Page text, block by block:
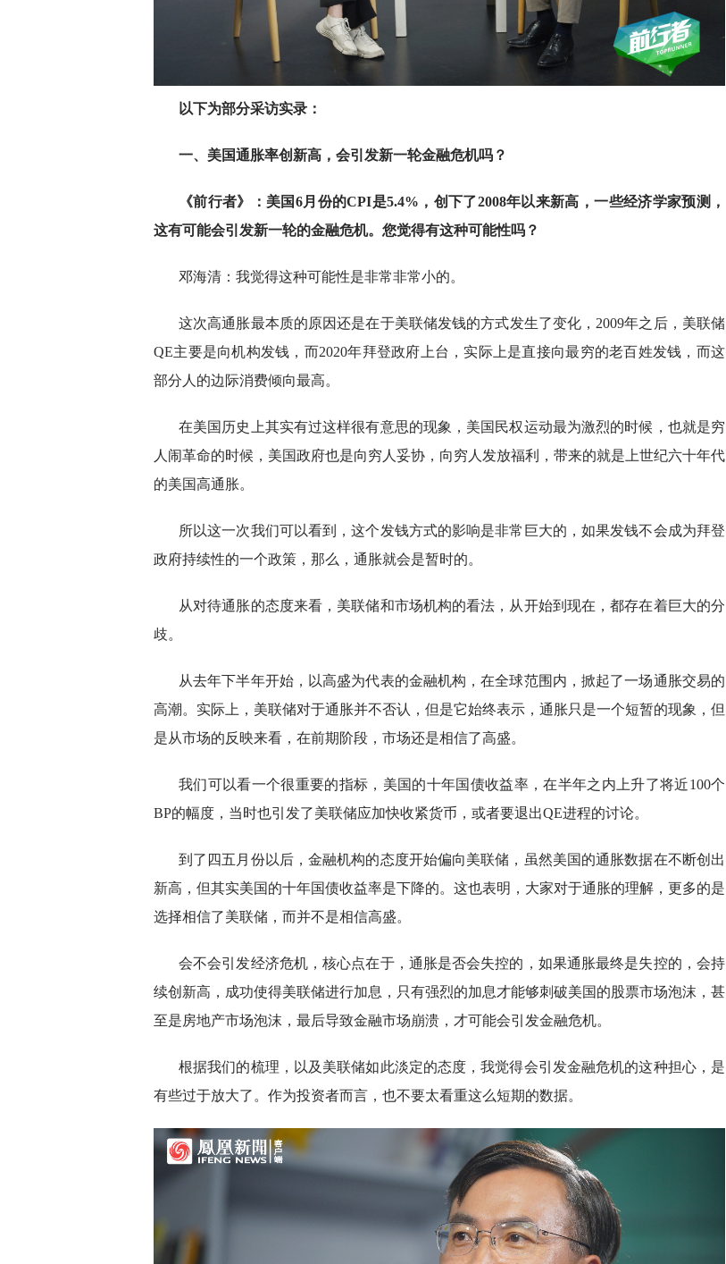
以下为部分采访实录：
一、美国通胀率创新高，会引发新一轮金融危机吗？
《前行者》
：美国6月份的CPI是5.4%，创下了2008年以来新高，一些经济学家预测，
这有可能会引发新一轮的金融危机。您觉得有这种可能性吗？
邓海清：我觉得这种可能性是非常非常小的。
这次高通胀最本质的原因还是在于美联储发钱的方式发生了变化，2009年之后，美联储
QE主要是向机构发钱，而2020年拜登政府上台，实际上是直接向最穷的老百姓发钱，而这
部分人的边际消费倾向最高。
在美国历史上其实有过这样很有意思的现象，美国民权运动最为激烈的时候，也就是穷
人闹革命的时候，美国政府也是向穷人妥协，向穷人发放福利，带来的就是上世纪六十年代
的美国高通胀。
所以这一次我们可以看到，这个发钱方式的影响是非常巨大的，如果发钱不会成为拜登
政府持续性的一个政策，那么，通胀就会是暂时的。
从对待通胀的态度来看，美联储和市场机构的看法，从开始到现在，都存在着巨大的分
歧。
从去年下半年开始，以高盛为代表的金融机构，在全球范围内，掀起了一场通胀交易的
高潮。实际上，美联储对于通胀并不否认，但是它始终表示，通胀只是一个短暂的现象，但
是从市场的反映来看，在前期阶段，市场还是相信了高盛。
我们可以看一个很重要的指标，美国的十年国债收益率，在半年之内上升了将近100个
BP的幅度，当时也引发了美联储应加快收紧货币，或者要退出QE进程的讨论。
到了四五月份以后，金融机构的态度开始偏向美联储，虽然美国的通胀数据在不断创出
新高，但其实美国的十年国债收益率是下降的。这也表明，大家对于通胀的理解，更多的是
选择相信了美联储，而并不是相信高盛。
会不会引发经济危机，核心点在于，通胀是否会失控的，如果通胀最终是失控的，会持
续创新高，成功使得美联储进行加息，只有强烈的加息才能够刺破美国的股票市场泡沫，甚
至是房地产市场泡沫，最后导致金融市场崩溃，才可能会引发金融危机。
根据我们的梳理，以及美联储如此淡定的态度，我觉得会引发金融危机的这种担心，是
有些过于放大了。作为投资者而言，也不要太看重这么短期的数据。